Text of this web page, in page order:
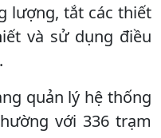
lượng, tắt các thiết
và sử dụng điều
quản lý hệ thống
với 336 trạm